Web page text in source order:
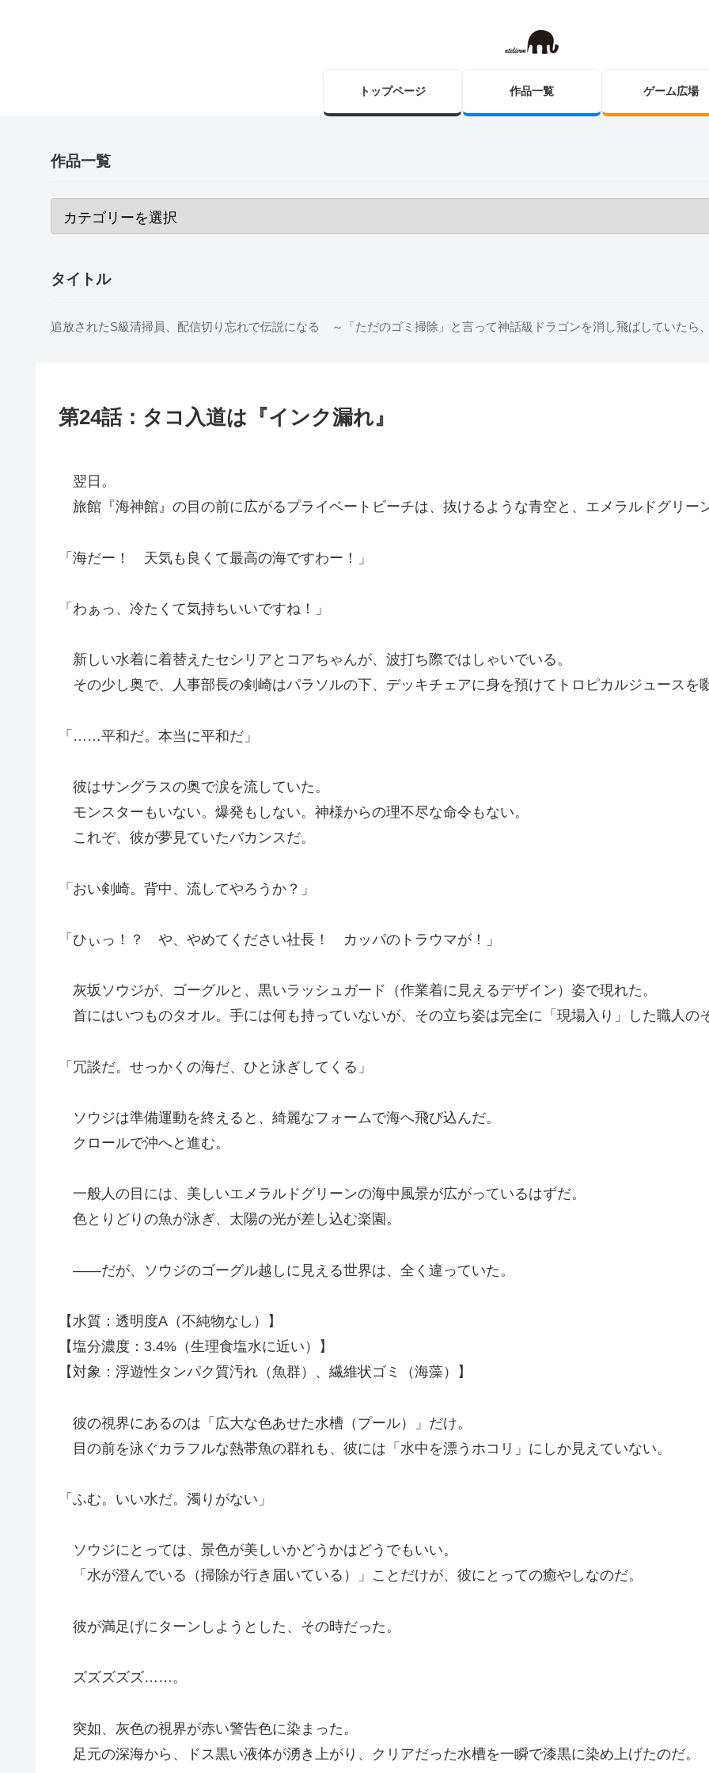
トップページ 作品一覧 ゲーム広場
作品一覧
タイトル
追放されたS級清掃員、配信切り忘れで伝説になる ～「ただのゴミ掃除」と言って神話級ドラゴンを消し飛ばしていたら
第24話：タコ入道は『インク漏れ』
翌日。
旅館『海神館』の目の前に広がるプライベートビーチは、抜けるような青空と、エメラルドグリー
「海だー！ 天気も良くて最高の海ですわー！」
「わぁっ、冷たくて気持ちいいですね！」
新しい水着に着替えたセシリアとコアちゃんが、波打ち際ではしゃいでいる。
その少し奥で、人事部長の剣崎はパラソルの下、デッキチェアに身を預けてトロピカルジュースを
「……平和だ。本当に平和だ」
彼はサングラスの奥で涙を流していた。
モンスターもいない。爆発もしない。神様からの理不尽な命令もない。
これぞ、彼が夢見ていたバカンスだ。
「おい剣崎。背中、流してやろうか？」
「ひぃっ！？ や、やめてください社長！ カッパのトラウマが！」
灰坂ソウジが、ゴーグルと、黒いラッシュガード（作業着に見えるデザイン）姿で現れた。
首にはいつものタオル。手には何も持っていないが、その立ち姿は完全に「現場入り」した職人の
「冗談だ。せっかくの海だ、ひと泳ぎしてくる」
ソウジは準備運動を終えると、綺麗なフォームで海へ飛び込んだ。
クロールで沖へと進む。
一般人の目には、美しいエメラルドグリーンの海中風景が広がっているはずだ。
色とりどりの魚が泳ぎ、太陽の光が差し込む楽園。
――だが、ソウジのゴーグル越しに見える世界は、全く違っていた。
【水質：透明度A（不純物なし）】
【塩分濃度：3.4%（生理食塩水に近い）】
【対象：浮遊性タンパク質汚れ（魚群）、繊維状ゴミ（海藻）】
彼の視界にあるのは「広大な色あせた水槽（プール）」だけ。
目の前を泳ぐカラフルな熱帯魚の群れも、彼には「水中を漂うホコリ」にしか見えていない。
「ふむ。いい水だ。濁りがない」
ソウジにとっては、景色が美しいかどうかはどうでもいい。
「水が澄んでいる（掃除が行き届いている）」ことだけが、彼にとっての癒やしなのだ。
彼が満足げにターンしようとした、その時だった。
ズズズズズ……。
突如、灰色の視界が赤い警告色に染まった。
足元の深海から、ドス黒い液体が湧き上がり、クリアだった水槽を一瞬で漆黒に染め上げたのだ。